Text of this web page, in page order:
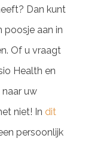
Dan kunt
poosje aan in
Of u vraagt
Health en
uw
niet! In dit
persoonlijk